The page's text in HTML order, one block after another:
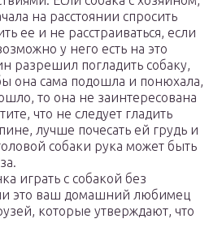
на расстоянии спросить
ее и не расстраиваться, если
у него есть на это
разрешил погладить собаку,
она сама подошла и понюхала,
то она не заинтересована
что не следует гладить
лучше почесать ей грудь и
собаки рука может быть
играть с собакой без
это ваш домашний любимец
которые утверждают, что